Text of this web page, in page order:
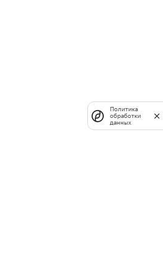
Политика
обработки
данных